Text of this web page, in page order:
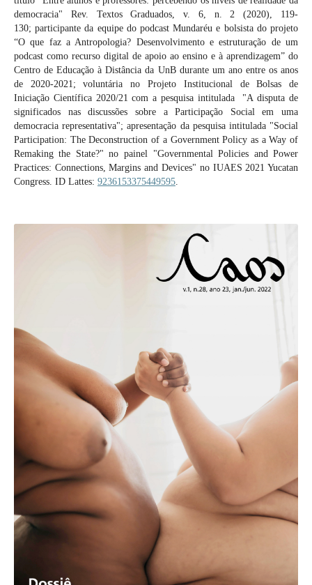
democracia" Rev. Textos Graduados, v. 6, n. 2 (2020), 119-
130; participante da equipe do podcast Mundaréu e bolsista do projeto
“O que faz a Antropologia? Desenvolvimento e estruturação de um
podcast como recurso digital de apoio ao ensino e à aprendizagem” do
Centro de Educação à Distância da UnB durante um ano entre os anos
de 2020-2021; voluntária no Projeto Institucional de Bolsas de
Iniciação Científica 2020/21 com a pesquisa intitulada "A disputa de
significados nas discussões sobre a Participação Social em uma
democracia representativa"; apresentação da pesquisa intitulada "Social
Participation: The Deconstruction of a Government Policy as a Way of
Remaking the State?" no painel "Governmental Policies and Power
Practices: Connections, Margins and Devices" no IUAES 2021 Yucatan
Congress. ID Lattes: 9236153375449595.